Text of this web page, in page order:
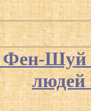
Фен-Шуй